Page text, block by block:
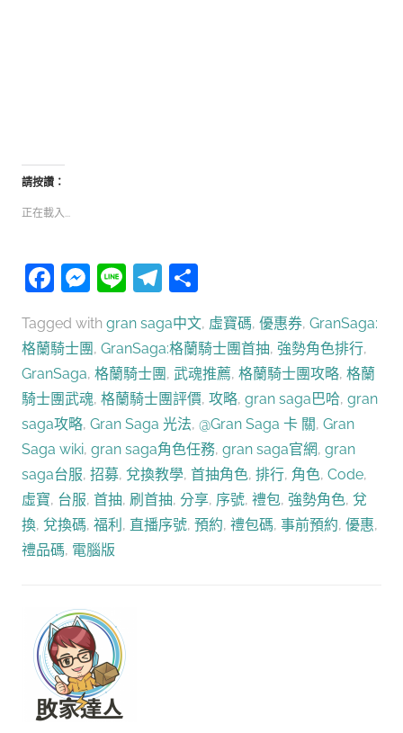
請按讚：
正在載入...
Facebook
Messenger
LineTelegram
Tagged with gran saga中文, 虛寶碼, 優惠券, GranSaga:
格蘭騎士團, GranSaga:格蘭騎士團首抽, 強勢角色排行,
GranSaga, 格蘭騎士團, 武魂推薦, 格蘭騎士團攻略, 格蘭
騎士團武魂, 格蘭騎士團評價, 攻略, gran saga巴哈, gran
saga攻略, Gran Saga 光法, @Gran Saga 卡 關, Gran
Saga wiki, gran saga角色任務, gran saga官網, gran
saga台服, 招募, 兌換教學, 首抽角色, 排行, 角色, Code,
虛寶, 台服, 首抽, 刷首抽, 分享, 序號, 禮包, 強勢角色, 兌
換, 兌換碼, 福利 , 直播序號, 預約, 禮包碼, 事前預約, 優惠,
禮品碼, 電腦版